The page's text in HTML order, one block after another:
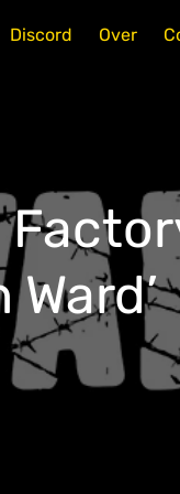
Discord Over